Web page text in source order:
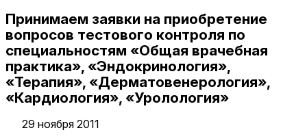
Принимаем заявки на приобретение
вопросов тестового контроля по
специальностям «Общая врачебная
практика», «Эндокринология»,
«Терапия», «Дерматовенерология»,
«Кардиология», «Уролология»
29 ноября 2011